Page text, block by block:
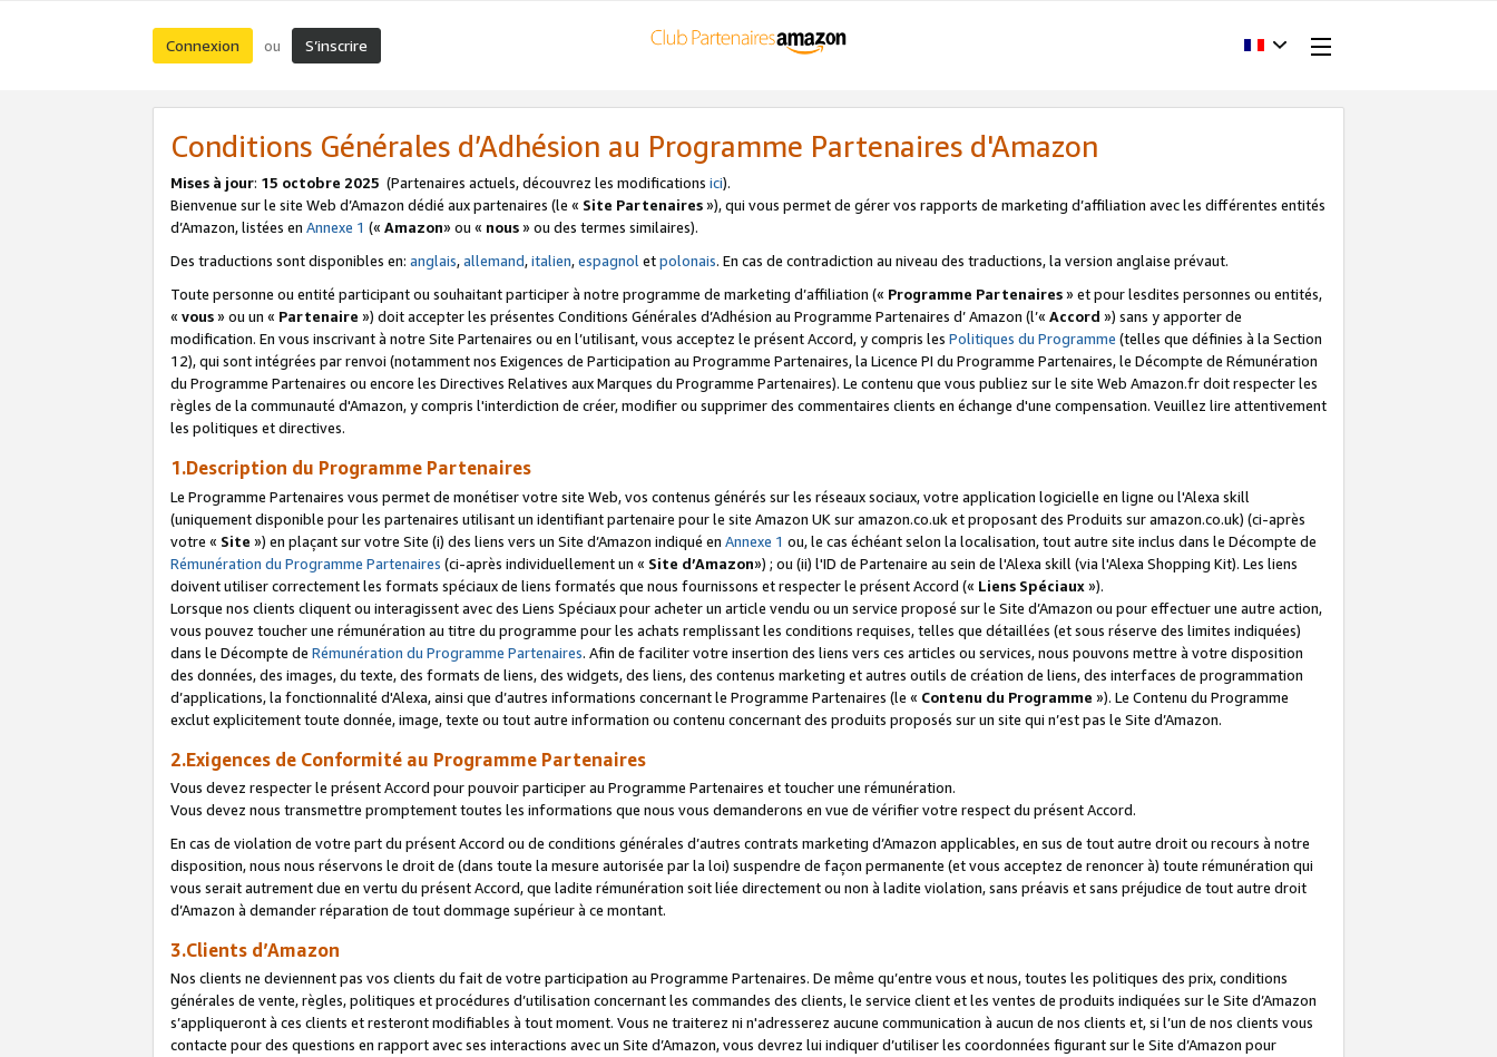
Connexion ou S’inscrire
Conditions Générales d’Adhésion au Programme Partenaires d'Amazon
Mises à jour: 15 octobre 2025 (Partenaires actuels, découvrez les modifications ici).
Bienvenue sur le site Web d’Amazon dédié aux partenaires (le « Site Partenaires»), qui vous permet de gérer vos rapports de marketing d’affiliation avec les différentes entités
d’Amazon, listées en Annexe 1 (« Amazon» ou « nous» ou des termes similaires).
Des traductions sont disponibles en: anglais,allemand,italien,espagnoletpolonais. En cas de contradiction au niveau des traductions, la version anglaise prévaut.
Toute personne ou entité participant ou souhaitant participer à notre programme de marketing d’affiliation (« Programme Partenaires» et pour lesdites personnes ou entités,
« vous» ou un « Partenaire ») doit accepter les présentes Conditions Générales d’Adhésion au Programme Partenaires d’ Amazon (l’« Accord ») sans y apporter de
modification. En vous inscrivant à notre Site Partenaires ou en l’utilisant, vous acceptez le présent Accord, y compris les Politiques du Programme (telles que définies à la Section
12), qui sont intégrées par renvoi (notamment nos Exigences de Participation au Programme Partenaires, la Licence PI du Programme Partenaires, le Décompte de Rémunération
du Programme Partenaires ou encore les Directives Relatives aux Marques du Programme Partenaires). Le contenu que vous publiez sur le site Web Amazon.fr doit respecter les
règles de la communauté d'Amazon, y compris l'interdiction de créer, modifier ou supprimer des commentaires clients en échange d'une compensation. Veuillez lire attentivement
les politiques et directives.
1.Description du Programme Partenaires
Le Programme Partenaires vous permet de monétiser votre site Web, vos contenus générés sur les réseaux sociaux, votre application logicielle en ligne ou l'Alexa skill
(uniquement disponible pour les partenaires utilisant un identifiant partenaire pour le site Amazon UK sur amazon.co.uk et proposant des Produits sur amazon.co.uk) (ci-après
votre « Site ») en plaçant sur votre Site (i) des liens vers un Site d’Amazon indiqué en Annexe 1 ou, le cas échéant selon la localisation, tout autre site inclus dans le Décompte de
Rémunération du Programme Partenaires (ci-après individuellement un « Site d’Amazon») ; ou (ii) l'ID de Partenaire au sein de l'Alexa skill (via l'Alexa Shopping Kit). Les liens
doivent utiliser correctement les formats spéciaux de liens formatés que nous fournissons et respecter le présent Accord (« Liens Spéciaux»).
Lorsque nos clients cliquent ou interagissent avec des Liens Spéciaux pour acheter un article vendu ou un service proposé sur le Site d’Amazon ou pour effectuer une autre action,
vous pouvez toucher une rémunération au titre du programme pour les achats remplissant les conditions requises, telles que détaillées (et sous réserve des limites indiquées)
dans le Décompte de Rémunération du Programme Partenaires. Afin de faciliter votre insertion des liens vers ces articles ou services, nous pouvons mettre à votre disposition
des données, des images, du texte, des formats de liens, des widgets, des liens, des contenus marketing et autres outils de création de liens, des interfaces de programmation
d’applications, la fonctionnalité d'Alexa, ainsi que d’autres informations concernant le Programme Partenaires (le « Contenu du Programme »). Le Contenu du Programme
exclut explicitement toute donnée, image, texte ou tout autre information ou contenu concernant des produits proposés sur un site qui n’est pas le Site d’Amazon.
2.Exigences de Conformité au Programme Partenaires
Vous devez respecter le présent Accord pour pouvoir participer au Programme Partenaires et toucher une rémunération.
Vous devez nous transmettre promptement toutes les informations que nous vous demanderons en vue de vérifier votre respect du présent Accord.
En cas de violation de votre part du présent Accord ou de conditions générales d’autres contrats marketing d’Amazon applicables, en sus de tout autre droit ou recours à notre
disposition, nous nous réservons le droit de (dans toute la mesure autorisée par la loi) suspendre de façon permanente (et vous acceptez de renoncer à) toute rémunération qui
vous serait autrement due en vertu du présent Accord, que ladite rémunération soit liée directement ou non à ladite violation, sans préavis et sans préjudice de tout autre droit
d’Amazon à demander réparation de tout dommage supérieur à ce montant.
3.Clients d’Amazon
Nos clients ne deviennent pas vos clients du fait de votre participation au Programme Partenaires. De même qu’entre vous et nous, toutes les politiques des prix, conditions
générales de vente, règles, politiques et procédures d’utilisation concernant les commandes des clients, le service client et les ventes de produits indiquées sur le Site d’Amazon
s’appliqueront à ces clients et resteront modifiables à tout moment. Vous ne traiterez ni n'adresserez aucune communication à aucun de nos clients et, si l’un de nos clients vous
contacte pour des questions en rapport avec ses interactions avec un Site d’Amazon, vous devrez lui indiquer d’utiliser les coordonnées figurant sur le Site d’Amazon pour